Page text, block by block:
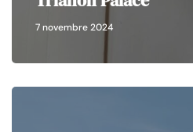
7 novembre 2024